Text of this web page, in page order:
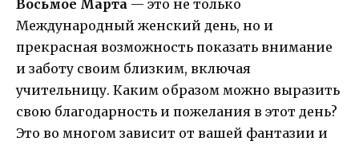
Восьмое Марта — это не только
Международный женский день, но и
прекрасная возможность показать внимание
и заботу своим близким, включая
учительницу. Каким образом можно выразить
свою благодарность и пожелания в этот день?
Это во многом зависит от вашей фантазии и